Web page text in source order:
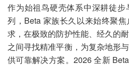
作为始祖鸟硬壳体系中深耕徒
列，Beta 家族长久以来始终聚
求，在极致的防护性能、经久的
之间寻找精准平衡，为复杂地形
供可靠解决方案。2026 全新